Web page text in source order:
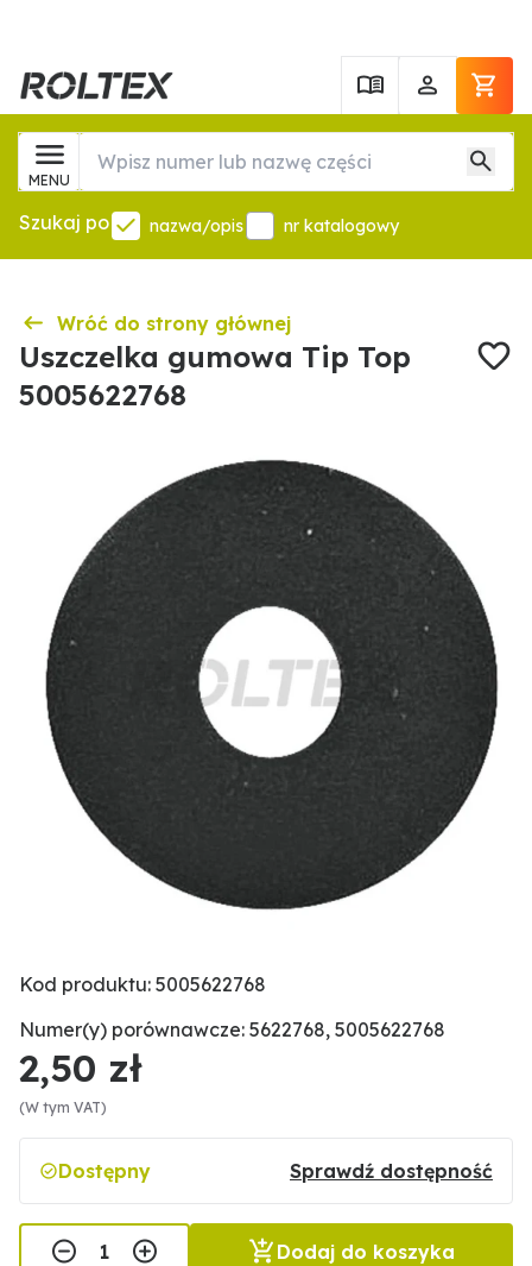
MENU
Szukaj po nazwa/opis nr katalogowy
Wróć do strony głównej
Uszczelka gumowa Tip Top
5005622768
Kod produktu: 5005622768
Numer(y) porównawcze: 5622768, 5005622768
2,50 zł
(W tym VAT)
Dostępny Sprawdź dostępność
Dodaj do koszyka